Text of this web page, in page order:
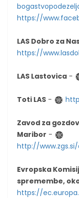
https://
LAS Dobro za
https://
LAS Lastovica -
Toti LAS -
Zavod za
Maribor -
http://
Evropska
spremembe,
https://